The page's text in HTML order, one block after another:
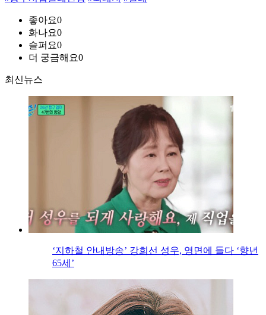
좋아요0
화나요0
슬퍼요0
더 궁금해요0
최신뉴스
‘지하철 안내방송’ 강희선 성우, 영면에 들다 ‘향년
65세’